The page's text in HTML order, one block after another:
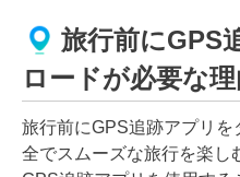
旅行前にGPS
ロードが必要な
旅行前にGPS追跡アプリ
全でスムーズな旅行を楽し